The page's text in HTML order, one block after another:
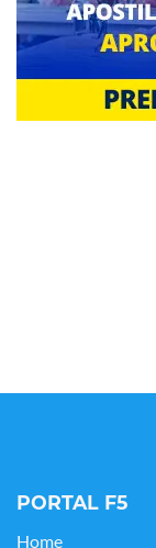
PORTAL F5
Home